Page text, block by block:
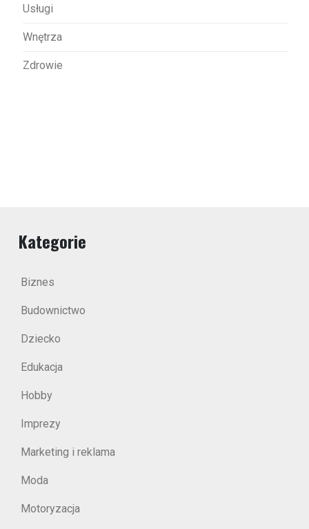
Usługi
Wnętrza
Zdrowie
Kategorie
Biznes
Budownictwo
Dziecko
Edukacja
Hobby
Imprezy
Marketing i reklama
Moda
Motoryzacja